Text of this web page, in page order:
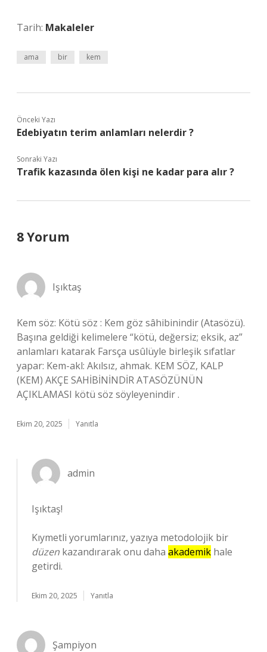
Tarih: Makaleler
ama bir kem
Önceki Yazı
Edebiyatın terim anlamları nelerdir ?
Sonraki Yazı
Trafik kazasında ölen kişi ne kadar para alır ?
8 Yorum
Işıktaş
Kem söz: Kötü söz : Kem göz sâhibinindir (Atasözü).
Başına geldiği kelimelere “kötü, değersiz; eksik, az”
anlamları katarak Farsça usûlüyle birleşik sıfatlar
yapar: Kem-akl: Akılsız, ahmak. KEM SÖZ, KALP
(KEM) AKÇE SAHİBİNİNDİR ATASÖZÜNÜN
AÇIKLAMASI kötü söz söyleyenindir .
Ekim 20, 2025 Yanıtla
admin
Işıktaş!
Kıymetli yorumlarınız, yazıya metodolojik bir
düzen kazandırarak onu daha akademik hale
getirdi.
Ekim 20, 2025 Yanıtla
Şampiyon